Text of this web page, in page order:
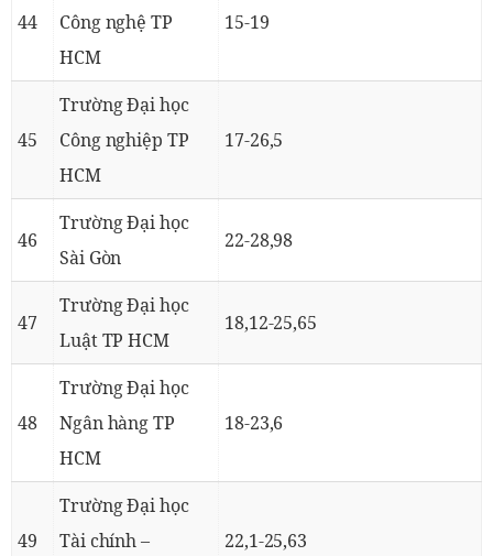
44
Công nghệ TP
HCM
15-19
45
Trường Đại học
Công nghiệp TP
HCM
17-26,5
46
Trường Đại học
Sài Gòn
22-28,98
47
Trường Đại học
Luật TP HCM
18,12-25,65
48
Trường Đại học
Ngân hàng TP
HCM
18-23,6
49
Trường Đại học
Tài chính –
22,1-25,63